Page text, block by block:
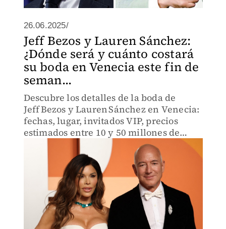
26.06.2025/
Jeff Bezos y Lauren Sánchez:
¿Dónde será y cuánto costará
su boda en Venecia este fin de
seman...
Descubre los detalles de la boda de
Jeff Bezos y Lauren Sánchez en Venecia:
fechas, lugar, invitados VIP, precios
estimados entre 10 y 50 millones de
euros, y las polémicas protestas locales.